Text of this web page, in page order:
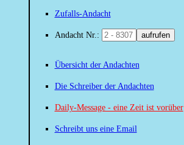
Zufalls-Andacht
Andacht Nr.: aufrufen
Übersicht der Andachten
Die Schreiber der Andachten
Daily-Message - eine Zeit ist vorüber
Schreibt uns eine Email